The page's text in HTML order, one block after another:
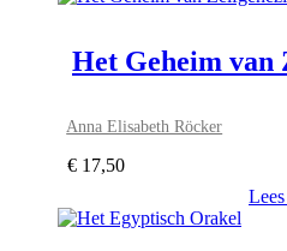
Het Geheim van
Anna Elisabeth Röcker
€ 17,50